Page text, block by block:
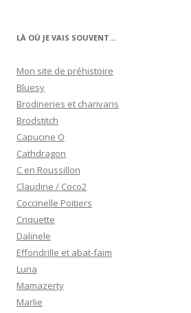
LÀ OÙ JE VAIS SOUVENT…
Mon site de préhistoire
Bluesy
Brodineries et charivaris
Brodstitch
Capucine O
Cathdragon
C en Roussillon
Claudine / Coco2
Coccinelle Poitiers
Criquette
Dalinele
Effondrille et abat-faim
Luna
Mamazerty
Marlie